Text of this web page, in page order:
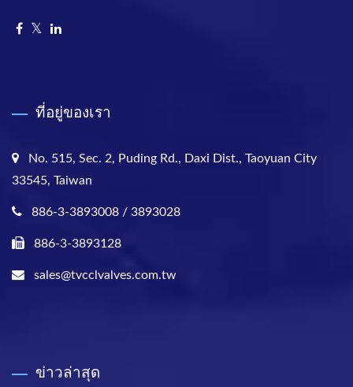
ที่อยู่ของเรา
No. 515, Sec. 2, Puding Rd., Daxi Dist., Taoyuan City
33545, Taiwan
886-3-3893008 / 3893028
886-3-3893128
sales@tvcclvalves.com.tw
ข่าวล่าสุด